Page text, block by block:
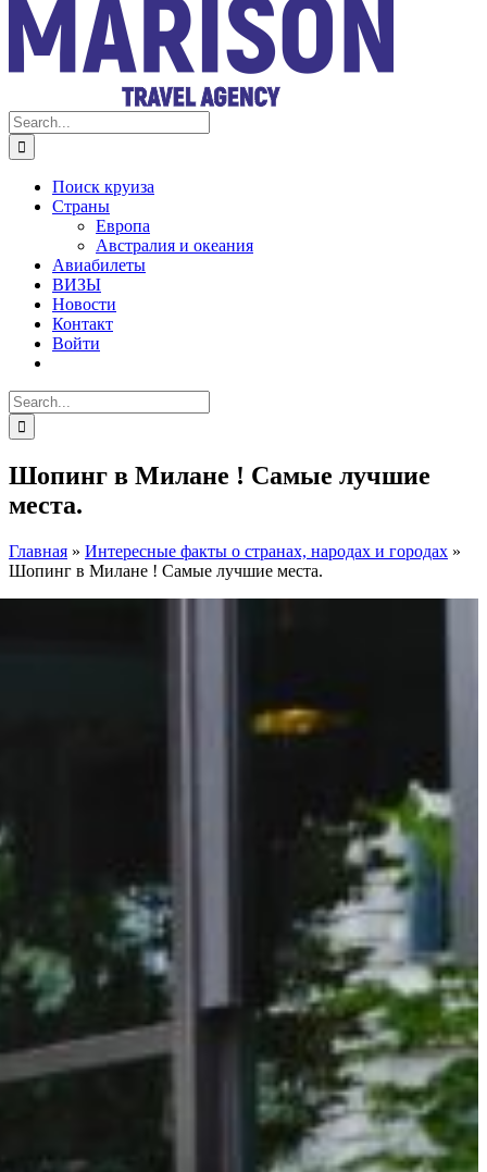
Search
for:
Поиск круиза
Страны
Европа
Австралия и океания
Авиабилеты
ВИЗЫ
Новости
Контакт
Войти
Search
for:
Шопинг в Милане ! Самые лучшие
места.
Главная » Интересные факты о странах, народах и городах »
Шопинг в Милане ! Самые лучшие места.